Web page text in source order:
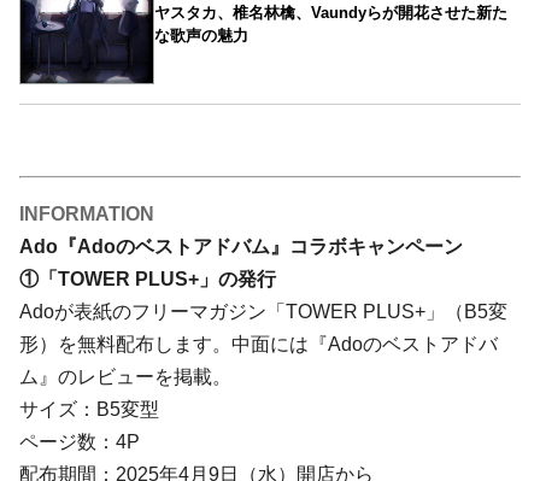
ヤスタカ、椎名林檎、Vaundyらが開花させた新た
な歌声の魅力
INFORMATION
Ado『Adoのベストアドバム』コラボキャンペーン
①「TOWER PLUS+」の発行
Adoが表紙のフリーマガジン「TOWER PLUS+」（B5変
形）を無料配布します。中面には『Adoのベストアドバ
ム』のレビューを掲載。
サイズ：B5変型
ページ数：4P
配布期間：2025年4月9日（水）開店から